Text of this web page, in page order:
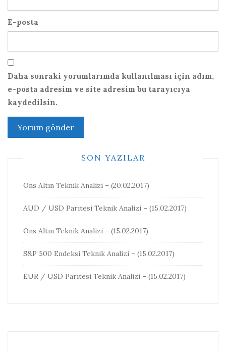
E-posta
Daha sonraki yorumlarımda kullanılması için adım,
e-posta adresim ve site adresim bu tarayıcıya
kaydedilsin.
SON YAZILAR
Ons Altın Teknik Analizi – (20.02.2017)
AUD / USD Paritesi Teknik Analizi – (15.02.2017)
Ons Altın Teknik Analizi – (15.02.2017)
S&P 500 Endeksi Teknik Analizi – (15.02.2017)
EUR / USD Paritesi Teknik Analizi – (15.02.2017)